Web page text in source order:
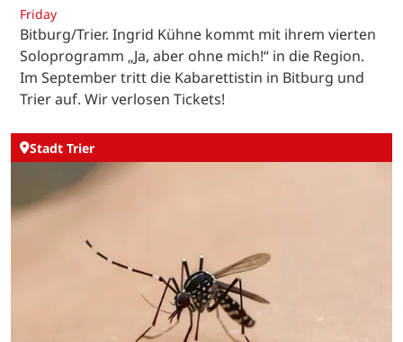
Friday
Bitburg/Trier. Ingrid Kühne kommt mit ihrem vierten
Soloprogramm „Ja, aber ohne mich!“ in die Region.
Im September tritt die Kabarettistin in Bitburg und
Trier auf. Wir verlosen Tickets!
Stadt Trier